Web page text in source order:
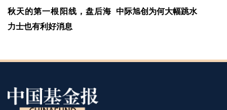
秋天的第一根阳线，盘后海
力士也有利好消息
中际旭创为何大幅跳水